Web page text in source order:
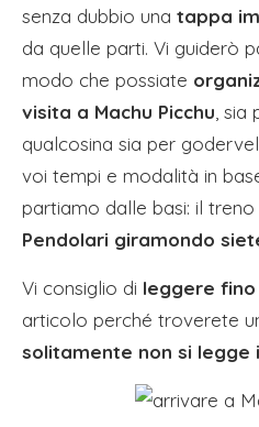
senza dubbio una tappa
da quelle parti. Vi guiderò
modo che possiate
visita a Machu Picchu ,
qualcosina sia per
voi tempi e modalità in
partiamo dalle basi: il treno
Pendolari giramondo
Vi consiglio di leggere
articolo perché troverete
solitamente non si legge